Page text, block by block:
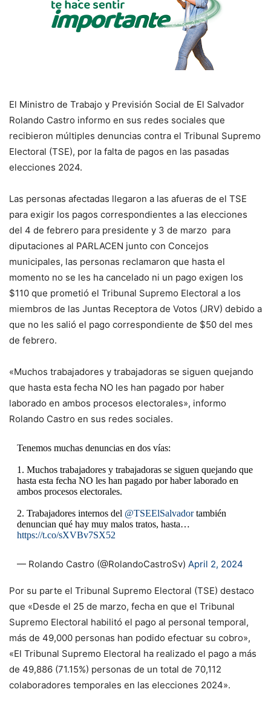
El Ministro de Trabajo y Previsión Social de El Salvador
Rolando Castro informo en sus redes sociales que
recibieron múltiples denuncias contra el Tribunal Supremo
Electoral (TSE), por la falta de pagos en las pasadas
elecciones 2024.
Las personas afectadas llegaron a las afueras de el TSE
para exigir los pagos correspondientes a las elecciones
del 4 de febrero para presidente y 3 de marzo para
diputaciones al PARLACEN junto con Concejos
municipales, las personas reclamaron que hasta el
momento no se les ha cancelado ni un pago exigen los
$110 que prometió el Tribunal Supremo Electoral a los
miembros de las Juntas Receptora de Votos (JRV) debido a
que no les salió el pago correspondiente de $50 del mes
de febrero.
«Muchos trabajadores y trabajadoras se siguen quejando
que hasta esta fecha NO les han pagado por haber
laborado en ambos procesos electorales», informo
Rolando Castro en sus redes sociales.
Tenemos muchas denuncias en dos vías:
1. Muchos trabajadores y trabajadoras se siguen quejando que
hasta esta fecha NO les han pagado por haber laborado en
ambos procesos electorales.
2. Trabajadores internos del @TSEElSalvadortambién
denuncian qué hay muy malos tratos, hasta…
https://t.co/sXVBv7SX52
— Rolando Castro (@RolandoCastroSv) April 2, 2024
Por su parte el Tribunal Supremo Electoral (TSE) destaco
que «Desde el 25 de marzo, fecha en que el Tribunal
Supremo Electoral habilitó el pago al personal temporal,
más de 49,000 personas han podido efectuar su cobro»,
«El Tribunal Supremo Electoral ha realizado el pago a más
de 49,886 (71.15%) personas de un total de 70,112
colaboradores temporales en las elecciones 2024».